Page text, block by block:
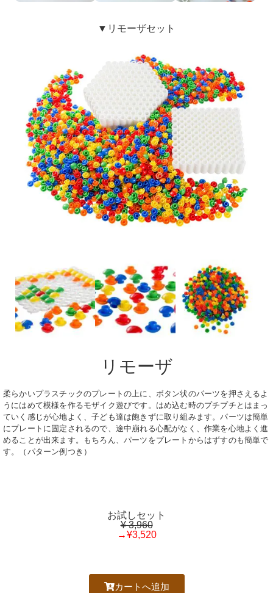
▼リモーザセット
リモーザ
柔らかいプラスチックのプレートの上に、ボタン状のパーツを押さえるよ
うにはめて模様を作るモザイク遊びです。はめ込む時のプチプチとはまっ
ていく感じが心地よく、子ども達は飽きずに取り組みます。パーツは簡単
にプレートに固定されるので、途中崩れる心配がなく、作業を心地よく進
めることが出来ます。もちろん、パーツをプレートからはずすのも簡単で
す。（パターン例つき）
お試しセット
¥ 3,960
→¥3,520
カートへ追加